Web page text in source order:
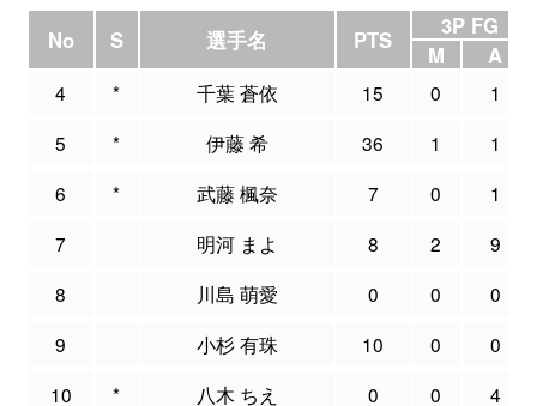
No S 選手名 PTS
3P FG
M
A
4 * 千葉 蒼依 15 0
1
5
* 伊藤 希 36 1
1
6
* 武藤 楓奈 7 0
1
7
明河 まよ 8 2
9
8
川島 萌愛 0 0
0
9
小杉 有珠 10 0
0
10
* 八木 ちえ 0 0 4